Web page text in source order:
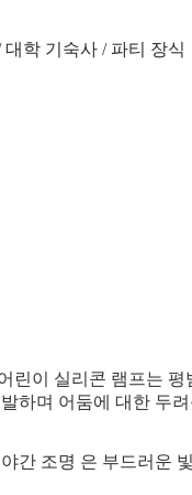
학 기숙사 / 파티 장식
린이 실리콘 램프는
하며 어둠에 대한 두
간 조명 은 부드러운